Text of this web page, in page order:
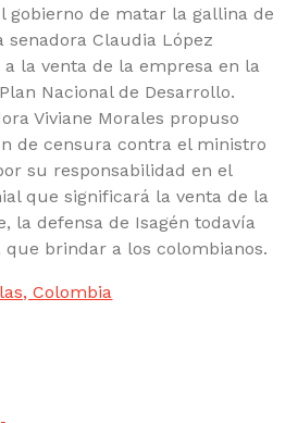
gobierno de matar la gallina de
senadora Claudia López
la venta de la empresa en la
Nacional de Desarrollo.
Viviane Morales propuso
de censura contra el ministro
su responsabilidad en el
que significará la venta de la
la defensa de Isagén todavía
brindar a los colombianos.
Colombia